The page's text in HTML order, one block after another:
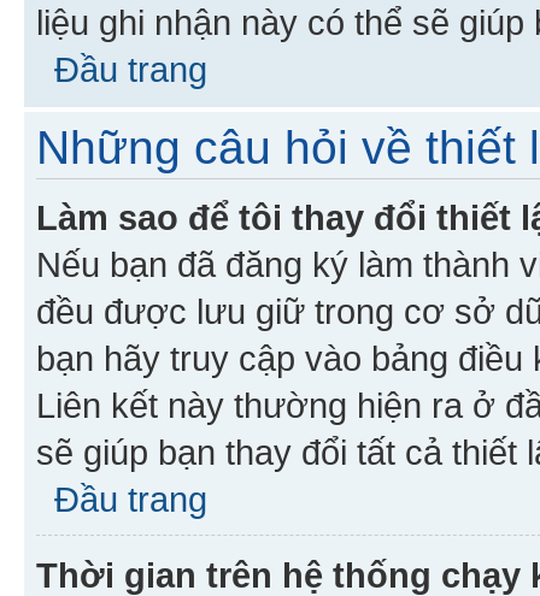
liệu ghi nhận này có thể sẽ
Đầu trang
Những câu hỏi về thiết
Làm sao để tôi thay đổi thiết
Nếu bạn đã đăng ký làm thành
đều được lưu giữ trong cơ sở
bạn hãy truy cập vào bảng
Liên kết này thường hiện ra ở
sẽ giúp bạn thay đổi tất cả thiết
Đầu trang
Thời gian trên hệ thống chạy